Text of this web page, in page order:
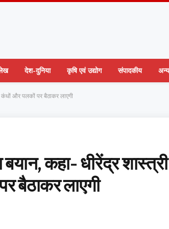
लेख देश-दुनिया कृषि एवं उद्योग संपादकीय अन्य
कंधों और पलकों पर बैठाकर लाएगी
बयान, कहा- धीरेंद्र शास्त्री
बैठाकर लाएगी